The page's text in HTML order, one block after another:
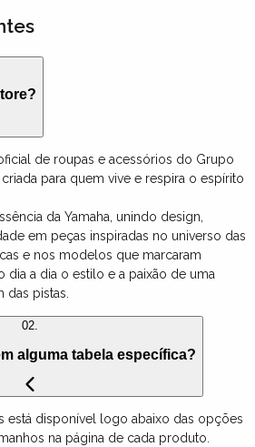
de roupas e acessórios do Grupo
para quem vive e respira o espírito
da Yamaha, unindo design,
em peças inspiradas no universo das
e nos modelos que marcaram
dia a dia o estilo e a paixão de uma
das pistas.
02.
alguma tabela específica?
está disponível logo abaixo das opções
na página de cada produto.